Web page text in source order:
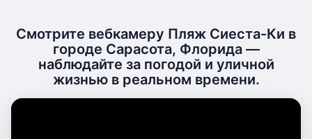
Смотрите вебкамеру Пляж Сиеста-Ки в
городе Сарасота, Флорида —
наблюдайте за погодой и уличной
жизнью в реальном времени.